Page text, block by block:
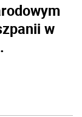
w